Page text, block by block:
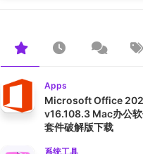
Apps
Microsoft Office
v16.108.3 Mac办公
套件破解版下载
系统工具